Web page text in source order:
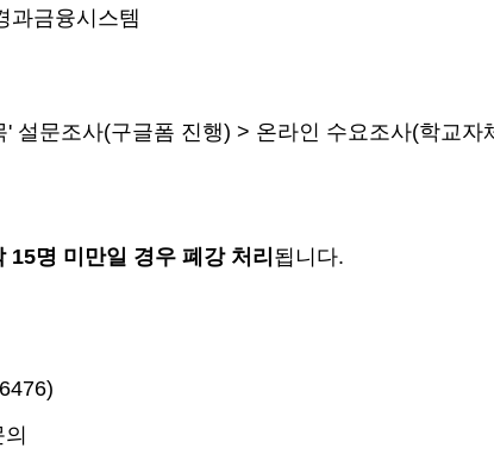
과금융시스템
설문조사(구글폼 진행) > 온라인 수요조사(학교
명 미만일 경우 폐강 처리 됩니다.